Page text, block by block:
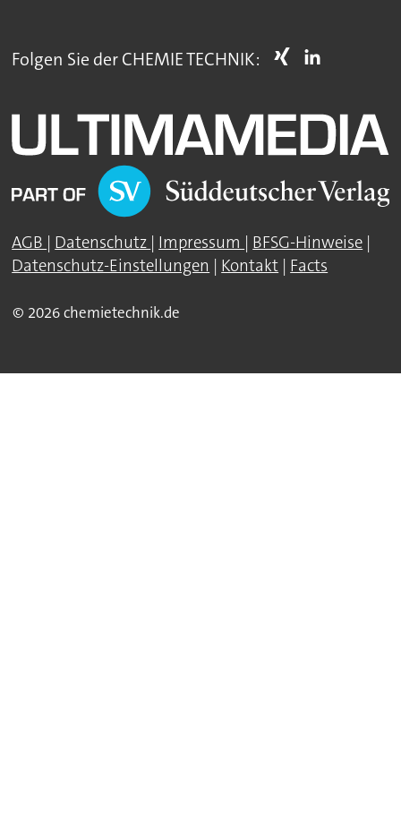
Folgen Sie der CHEMIE TECHNIK:
AGB | Datenschutz | Impressum | BFSG-Hinweise |
Datenschutz-Einstellungen | Kontakt | Facts
© 2026 chemietechnik.de